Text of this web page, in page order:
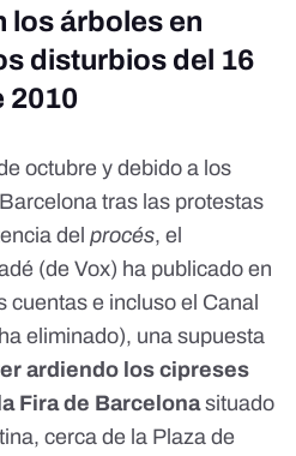
los árboles en
disturbios del 16
2010
octubre y debido a los
tras las protestas
del procés, el
(de Vox) ha publicado en
cuentas e incluso el Canal
eliminado), una supuesta
ardiendo los cipreses
Fira de Barcelonasituado
cerca de la Plaza de